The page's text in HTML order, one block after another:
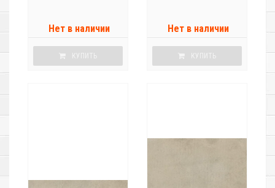
Нет в наличии
КУПИТЬ
Нет в наличии
КУПИТЬ